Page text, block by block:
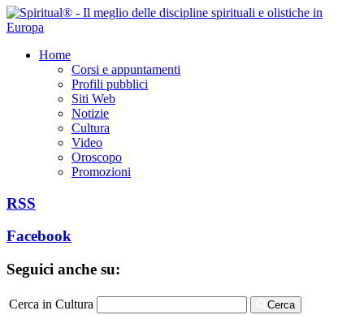
Home
Corsi e appuntamenti
Profili pubblici
Siti Web
Notizie
Cultura
Video
Oroscopo
Promozioni
RSS
Facebook
Seguici anche su:
Cerca in Cultura Cerca